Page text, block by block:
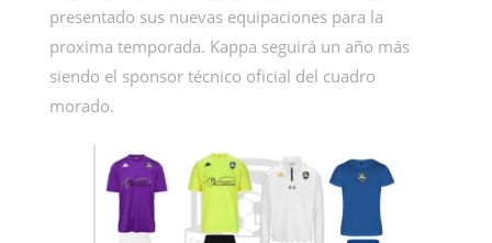
presentado sus nuevas equipaciones para la
proxima temporada. Kappa seguirá un año más
siendo el sponsor técnico oficial del cuadro
morado.